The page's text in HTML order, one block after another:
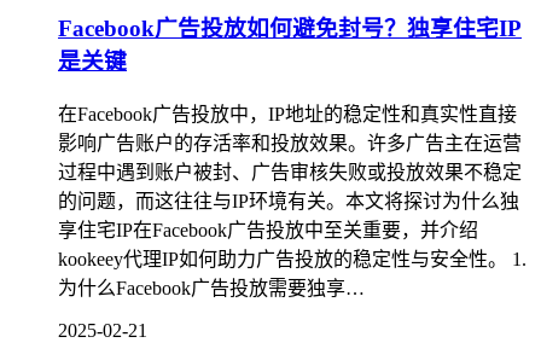
Facebook广告投放如何避免封号？独享住宅IP
是关键
在Facebook广告投放中，IP地址的稳定性和真实性直接
影响广告账户的存活率和投放效果。许多广告主在运营
过程中遇到账户被封、广告审核失败或投放效果不稳定
的问题，而这往往与IP环境有关。本文将探讨为什么独
享住宅IP在Facebook广告投放中至关重要，并介绍
kookeey代理IP如何助力广告投放的稳定性与安全性。 1.
为什么Facebook广告投放需要独享…
2025-02-21